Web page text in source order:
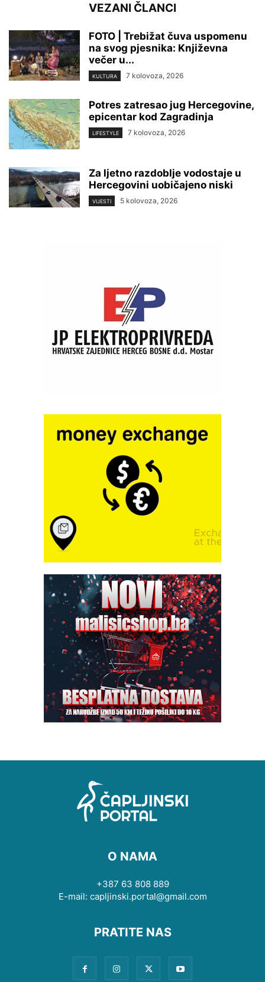
VEZANI ČLANCI
FOTO | Trebižat čuva uspomenu
na svog pjesnika: Književna
večer u...
KULTURA 7 kolovoza, 2026
Potres zatresao jug Hercegovine,
epicentar kod Zagradinja
LIFESTYLE 7 kolovoza, 2026
Za ljetno razdoblje vodostaje u
Hercegovini uobičajeno niski
VIJESTI 5 kolovoza, 2026
O NAMA
+387 63 808 889
E-mail: capljinski.portal@gmail.com
PRATITE NAS